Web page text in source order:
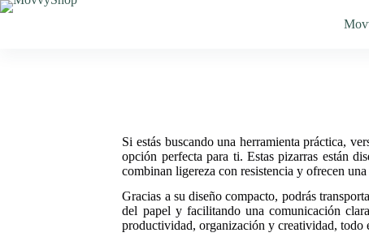
Saltar
Si estás buscando una herramienta práctica,
opción perfecta para ti. Estas pizarras están
combinan ligereza con resistencia y ofrecen
Gracias a su diseño compacto, podrás
del papel y facilitando una comunicación
productividad, organización y creatividad, todo